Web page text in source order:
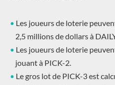
Les joueurs de loterie
2,5 millions de dollars à
Les joueurs de loterie
jouant à PICK-2.
Le gros lot de PICK-3 est